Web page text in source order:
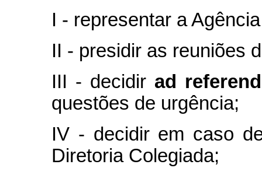
I - representar a
II - presidir as reuniões
III - decidir ad
questões de urgência;
IV - decidir em caso
Diretoria Colegiada;